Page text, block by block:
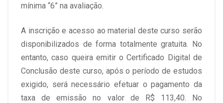
mínima “6” na avaliação.
A inscrição e acesso ao material deste curso serão
disponibilizados de forma totalmente gratuita. No
entanto, caso queira emitir o Certificado Digital de
Conclusão deste curso, após o período de estudos
exigido, será necessário efetuar o pagamento da
taxa de emissão no valor de R$ 113,40. No